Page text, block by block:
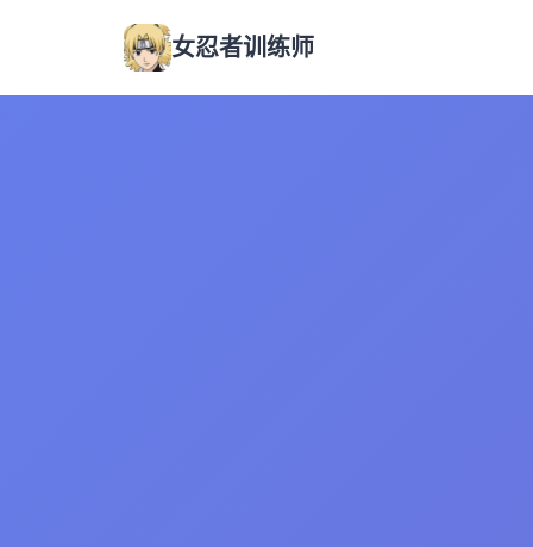
女忍者训练师